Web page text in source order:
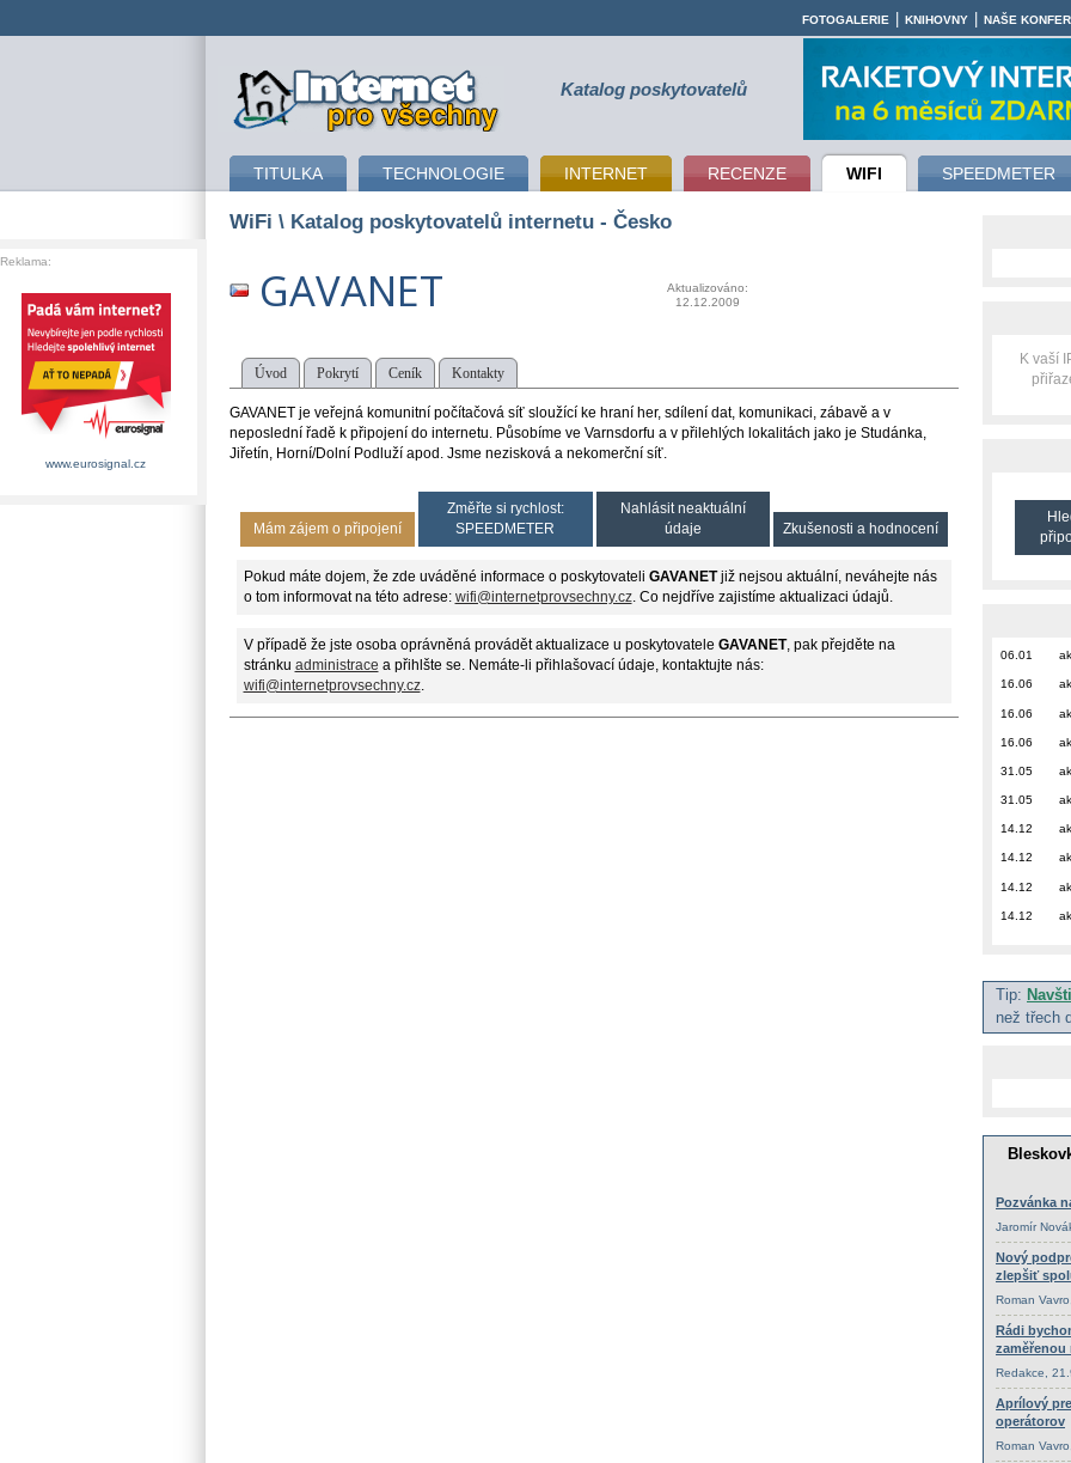
připojení k internetu Katalog poskytovatelů
TITULKA TECHNOLOGIE INTERNET RECENZE WIFI SPEEDMETER
FOTOGALERIE KNIHOVNY NAŠE
WiFi \ Katalog poskytovatelů internetu - Česko
GAVANET
Aktualizováno:
12.12.2009
Úvod Pokrytí Ceník Kontakty
GAVANET je veřejná komunitní počítačová síť sloužící ke hraní her, sdílení dat, komunikaci, zábavě a v
neposlední řadě k připojení do internetu. Působíme ve Varnsdorfu a v přilehlých lokalitách jako je Studánka,
Jiřetín, Horní/Dolní Podluží apod. Jsme nezisková a nekomerční síť.
Mám zájem o připojení
Změřte si rychlost:
SPEEDMETER
Nahlásit neaktuální
údaje
Zkušenosti a hodnocení
Pokud máte dojem, že zde uváděné informace o poskytovateli GAVANETjiž nejsou aktuální, neváhejte nás
o tom informovat na této adrese: wifi@internetprovsechny.cz. Co nejdříve zajistíme aktualizaci údajů.
V případě že jste osoba oprávněná provádět aktualizace u poskytovatele GAVANET, pak přejděte na
stránku administrace a přihlšte se. Nemáte-li přihlašovací údaje, kontaktujte nás:
wifi@internetprovsechny.cz.
K vaší
06.01
16.06
16.06
16.06
31.05
31.05
14.12
14.12
14.12
14.12
Tip:
než třech
Reklama:
www.eurosignal.cz